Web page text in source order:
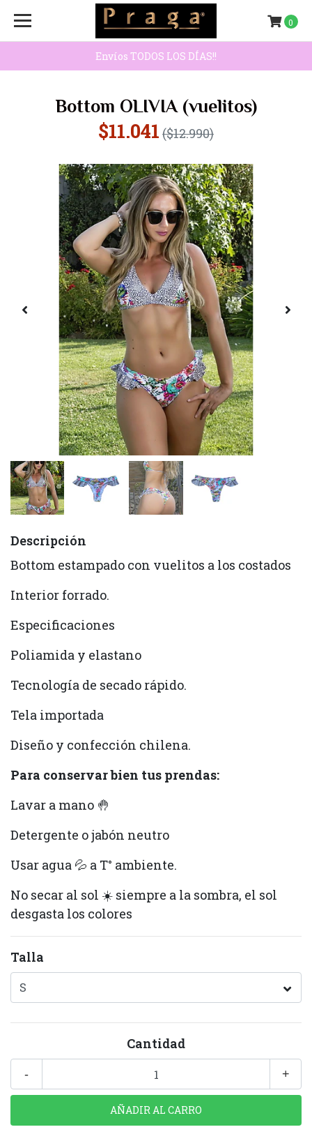
Envíos TODOS LOS DÍAS!!
0
Bottom OLIVIA (vuelitos)
$11.041 ($12.990)
Descripción
Bottom estampado con vuelitos a los costados
Interior forrado.
Especificaciones
Poliamida y elastano
Tecnología de secado rápido.
Tela importada
Diseño y confección chilena.
Para conservar bien tus prendas:
Lavar a mano 🤚
Detergente o jabón neutro
Usar agua 💦 a T° ambiente.
No secar al sol ☀️ siempre a la sombra, el sol
desgasta los colores
Talla
Cantidad
+
-